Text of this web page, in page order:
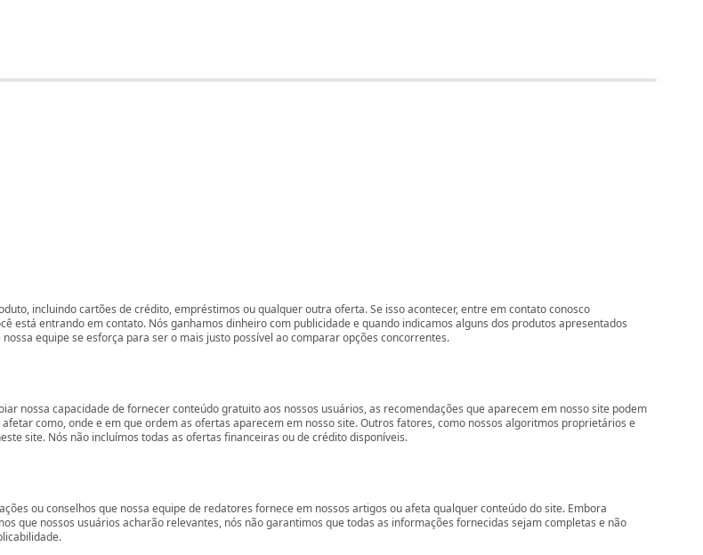
incluindo cartões de crédito, empréstimos ou qualquer outra oferta. Se isso acontecer, entre em contato conosco
está entrando em contato. Nós ganhamos dinheiro com publicidade e quando indicamos alguns dos produtos apresentados
equipe se esforça para ser o mais justo possível ao comparar opções concorrentes.
nossa capacidade de fornecer conteúdo gratuito aos nossos usuários, as recomendações que aparecem em nosso site podem
como, onde e em que ordem as ofertas aparecem em nosso site. Outros fatores, como nossos algoritmos proprietários e
site. Nós não incluímos todas as ofertas financeiras ou de crédito disponíveis.
ou conselhos que nossa equipe de redatores fornece em nossos artigos ou afeta qualquer conteúdo do site. Embora
que nossos usuários acharão relevantes, nós não garantimos que todas as informações fornecidas sejam completas e não